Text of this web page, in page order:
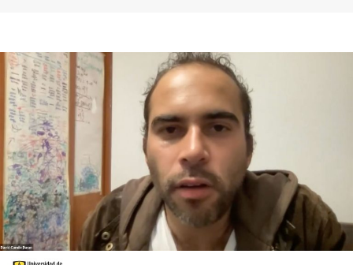
ESTUDIO DEL ENVEJECIMIENTO EN S. CEREVISIAE
BAJO PRESIÓN MECÁNICA – DAVID CAMILO DURÁN
CHAPARRO